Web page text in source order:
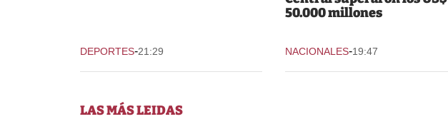
DEPORTES-21:29
50.000 millones
NACIONALES-19:47
LAS MÁS LEIDAS